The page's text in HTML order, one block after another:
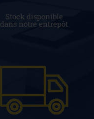
Stock disponible
dans notre entrepôt